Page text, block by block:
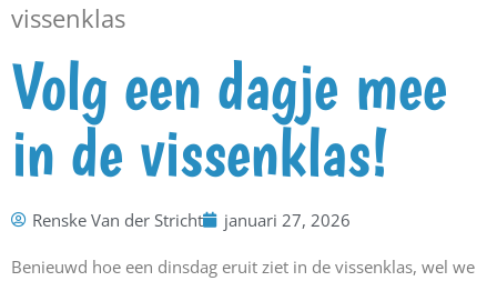
vissenklas
Volg een dagje mee
in de vissenklas!
Renske Van der Stricht januari 27, 2026
Benieuwd hoe een dinsdag eruit ziet in de vissenklas, wel we